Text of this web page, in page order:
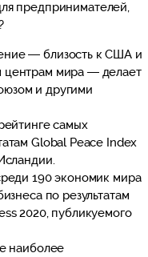
предпринимателей,
— близость к США и
центрам мира — делает
и другими
самых
Global Peace Index
190 экономик мира
по результатам
2020, публикуемого
наиболее